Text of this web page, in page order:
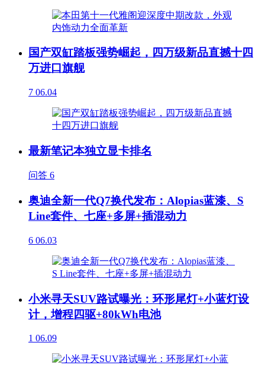
国产双缸踏板强势崛起，四万级新品直撼十四
万进口旗舰
7 06.04
最新笔记本独立显卡排名
问答 6
奥迪全新一代Q7换代发布：Alopias蓝漆、S
Line套件、七座+多屏+插混动力
6 06.03
小米寻天SUV路试曝光：环形尾灯+小蓝灯设
计，增程四驱+80kWh电池
1 06.09